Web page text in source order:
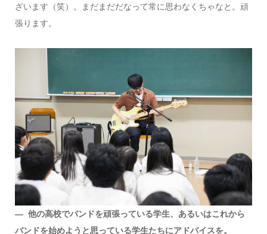
ざいます（笑）。まだまだだなって常に思わなくちゃなと。頑
張ります。
― 他の高校でバンドを頑張っている学生、あるいはこれから
バンドを始めようと思っている学生たちにアドバイスを。